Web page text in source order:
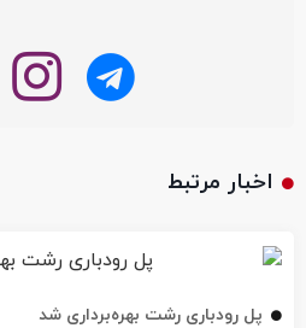
اخبار مرتبط
پل رودباری رشت بهره‌برداری شد